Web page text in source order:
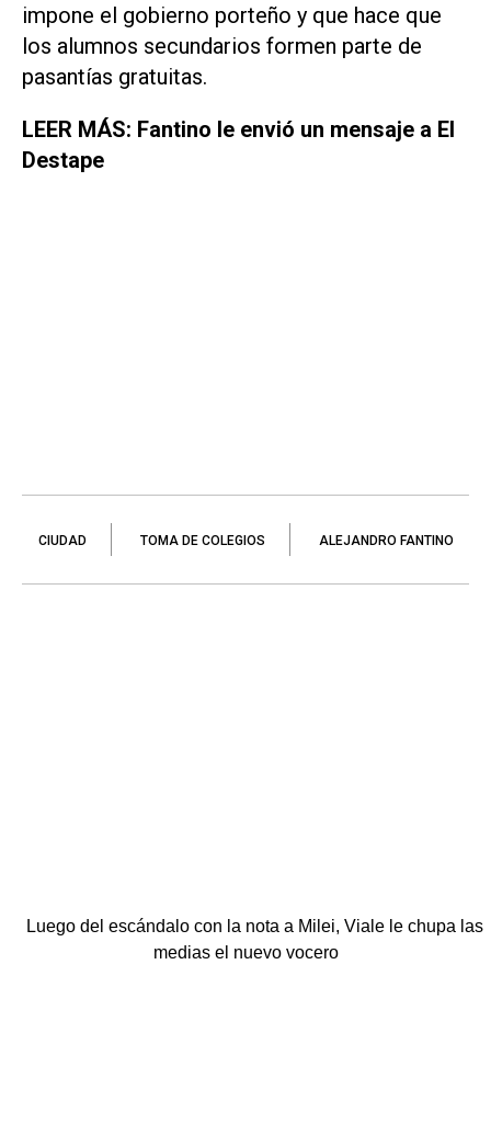
impone el gobierno porteño y que hace que
los alumnos secundarios formen parte de
pasantías gratuitas.
LEER MÁS: Fantino le envió un mensaje a El
Destape
CIUDAD TOMA DE COLEGIOS ALEJANDRO FANTINO